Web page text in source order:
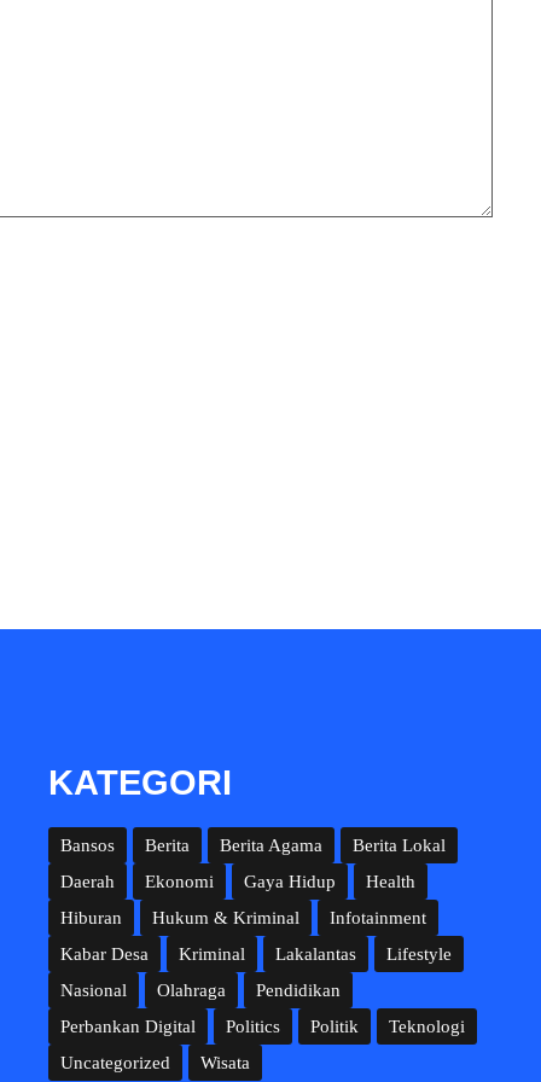
KATEGORI
Bansos Berita Berita Agama
Berita Lokal
Daerah
Ekonomi Gaya Hidup
Health
Hiburan
Hukum & Kriminal
Infotainment
Kabar Desa
Kriminal Lakalantas
Lifestyle
Nasional
Olahraga
Pendidikan
Perbankan Digital
Politics Politik
Teknologi
Uncategorized
Wisata